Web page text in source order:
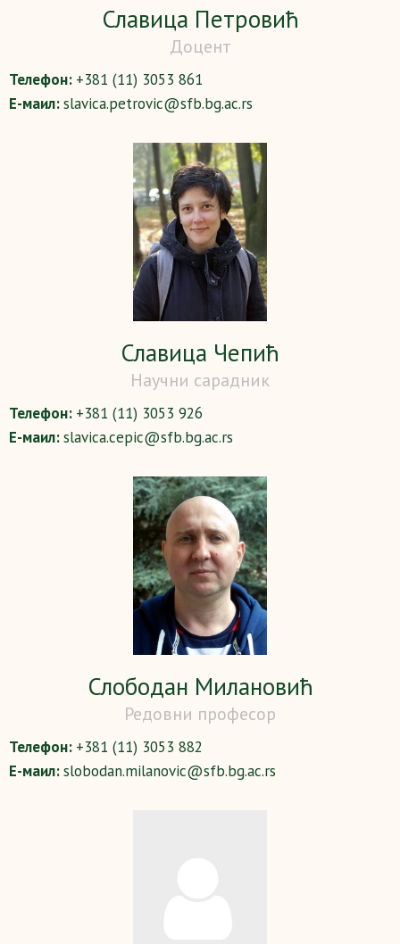
Славица Петровић
Доцент
Телефон: +381 (11) 3053 861
Е-маил:slavica.petrovic@sfb.bg.ac.rs
Славица Чепић
Научни сарадник
Телефон: +381 (11) 3053 926
Е-маил:slavica.cepic@sfb.bg.ac.rs
Слободан Милановић
Редовни професор
Телефон: +381 (11) 3053 882
Е-маил:slobodan.milanovic@sfb.bg.ac.rs